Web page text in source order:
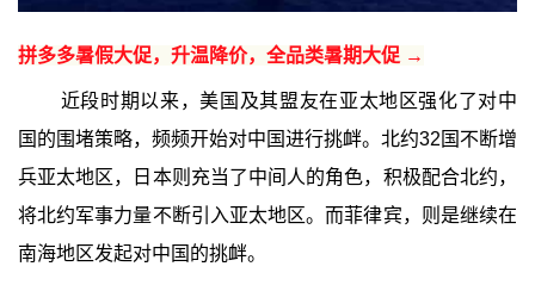
拼多多暑假大促，升温降价，全品类暑期大促 →
近段时期以来，美国及其盟友在亚太地区强化了对中
国的围堵策略，频频开始对中国进行挑衅。北约32国不断增
兵亚太地区，日本则充当了中间人的角色，积极配合北约，
将北约军事力量不断引入亚太地区。而菲律宾，则是继续在
南海地区发起对中国的挑衅。